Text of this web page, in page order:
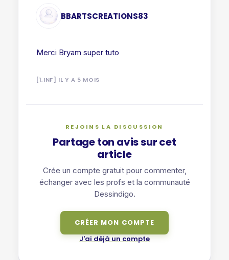
BBARTSCREATIONS83
Merci Bryam super tuto
[1,INF] IL Y A 5 MOIS
REJOINS LA DISCUSSION
Partage ton avis sur cet
article
Crée un compte gratuit pour commenter,
échanger avec les profs et la communauté
Dessindigo.
CRÉER MON COMPTE
J'ai déjà un compte